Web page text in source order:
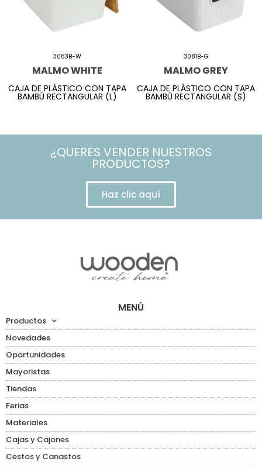
3083B-W
MALMO WHITE
CAJA DE PLÁSTICO CON TAPA
BAMBÚ RECTANGULAR (L)
3081B-G
MALMO GREY
CAJA DE PLÁSTICO CON TAPA
BAMBÚ RECTANGULAR (S)
¿QUERES VENDER NUESTROS
PRODUCTOS?
Haz clic aquí
MENÚ
Productos
Novedades
Oportunidades
Mayoristas
Tiendas
Ferias
Materiales
Cajas y Cajones
Cestos y Canastos